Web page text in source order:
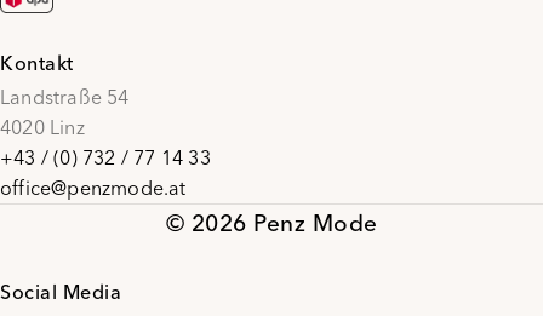
Kontakt
Landstraße 54
4020 Linz
+43 / (0) 732 / 77 14 33
office@penzmode.at
© 2026 Penz Mode
Social Media